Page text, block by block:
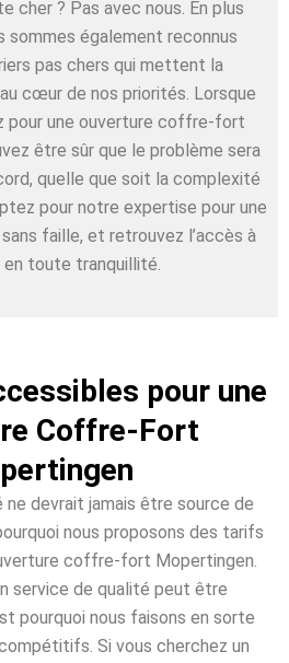
cher ? Pas avec nous. En plus
sommes également reconnus
pas chers qui mettent la
cœur de nos priorités. Lorsque
pour une ouverture coffre-fort
être sûr que le problème sera
quelle que soit la complexité
pour notre expertise pour une
faille, et retrouvez l’accès à
en toute tranquillité.
pour une
Coffre-Fort
devrait jamais être source de
nous proposons des tarifs
coffre-fort Mopertingen.
service de qualité peut être
pourquoi nous faisons en sorte
Si vous cherchez un